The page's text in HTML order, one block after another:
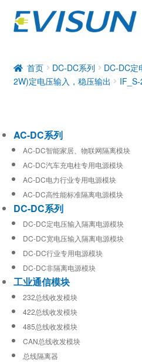
DC-DC系列
工业通信模块
首页 DC-DC系列 DC-DC定
2W)定电压输入，稳压输出
AC-DC系列
AC-DC智能家居、物联网隔离模块
AC-DC汽车充电柱专用电源模块
AC-DC电力行业专用电源模块
AC-DC高性能标准隔离电源模块
DC-DC系列
DC-DC定电压输入隔离电源模块
DC-DC宽电压输入隔离电源模块
DC-DC行业专用电源模块
DC-DC非隔离电源模块
工业通信模块
232总线收发模块
422总线收发模块
485总线收发模块
CAN总线收发模块
总线隔离器